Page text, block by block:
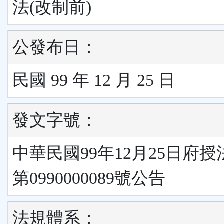
法(改制前)
公發布日：
民國 99 年 12 月 25 日
發文字號：
中華民國99年12月25日府授
第0990000089號公告
法規體系：